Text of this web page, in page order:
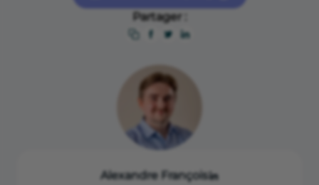
Partager :
Alexandre François